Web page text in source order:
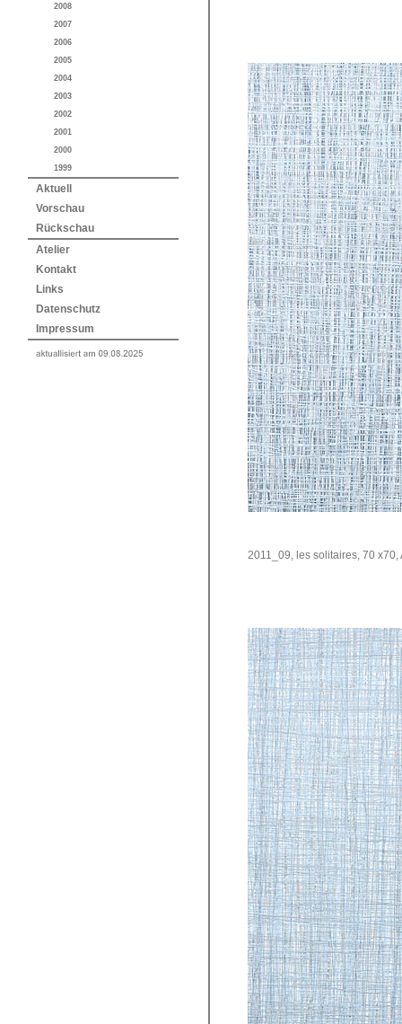
2008
2007
2006
2005
2004
2003
2002
2001
2000
1999
Aktuell
Vorschau
Rückschau
Atelier
Kontakt
Links
Datenschutz
Impressum
2011_09, les solitaires, 70